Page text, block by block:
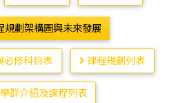
規劃架構圖與未來發展
修科目表 課程規劃列表
群介紹及課程列表